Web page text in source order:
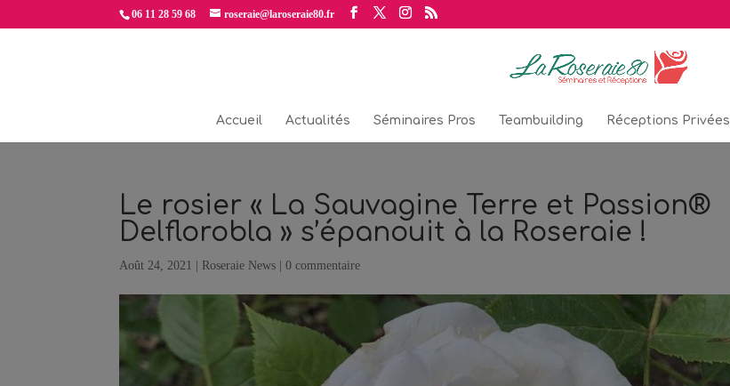
06 11 28 59 68 roseraie@laroseraie80.fr
Accueil Actualités Séminaires Pros Teambuilding Réceptions Privées
Le rosier « La Sauvagine Terre et Passion®
Delflorobla » s’épanouit à la Roseraie !
Août 24, 2021 Roseraie News |0 commentaire